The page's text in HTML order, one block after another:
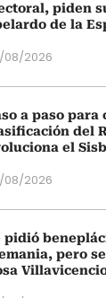
piden
de la
08/2026
a paso para
del
el
08/2026
pidió
pero